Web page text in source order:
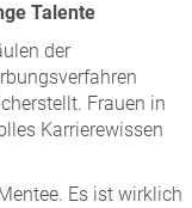
Talente
der
Frauen in
Karrierewissen
Es ist wirklich